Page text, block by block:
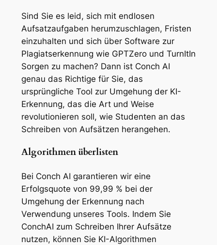
Sind Sie es leid, sich mit endlosen
Aufsatzaufgaben herumzuschlagen, Fristen
einzuhalten und sich über Software zur
Plagiatserkennung wie GPTZero und TurnItIn
Sorgen zu machen? Dann ist Conch AI
genau das Richtige für Sie, das
ursprüngliche Tool zur Umgehung der KI-
Erkennung, das die Art und Weise
revolutionieren soll, wie Studenten an das
Schreiben von Aufsätzen herangehen.
Algorithmen überlisten
Bei Conch AI garantieren wir eine
Erfolgsquote von 99,99 % bei der
Umgehung der Erkennung nach
Verwendung unseres Tools. Indem Sie
ConchAI zum Schreiben Ihrer Aufsätze
nutzen, können Sie KI-Algorithmen